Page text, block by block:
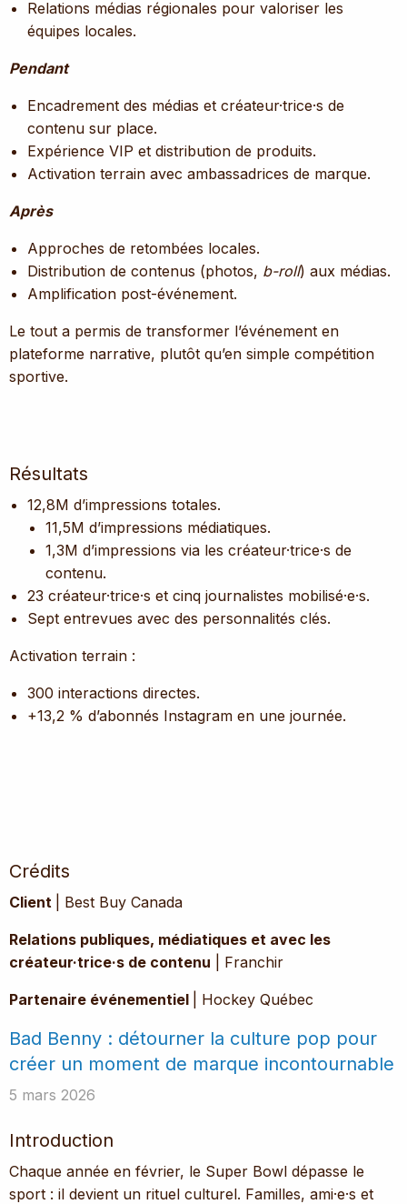
Relations médias régionales pour valoriser les
équipes locales.
Pendant
Encadrement des médias et créateur·trice·s de
contenu sur place.
Expérience VIP et distribution de produits.
Activation terrain avec ambassadrices de marque.
Après
Approches de retombées locales.
Distribution de contenus (photos, b-roll) aux médias.
Amplification post-événement.
Le tout a permis de transformer l’événement en
plateforme narrative, plutôt qu’en simple compétition
sportive.
Résultats
12,8M d’impressions totales.
11,5M d’impressions médiatiques.
1,3M d’impressions via les créateur·trice·s de
contenu.
23 créateur·trice·s et cinq journalistes mobilisé·e·s.
Sept entrevues avec des personnalités clés.
Activation terrain :
300 interactions directes.
+13,2 % d’abonnés Instagram en une journée.
Crédits
Client | Best Buy Canada
Relations publiques, médiatiques et avec les
créateur·trice·s de contenu | Franchir
Partenaire événementiel | Hockey Québec
Bad Benny : détourner la culture pop pour
créer un moment de marque incontournable
5 mars 2026
Introduction
Chaque année en février, le Super Bowl dépasse le
sport : il devient un rituel culturel. Familles, ami·e·s et